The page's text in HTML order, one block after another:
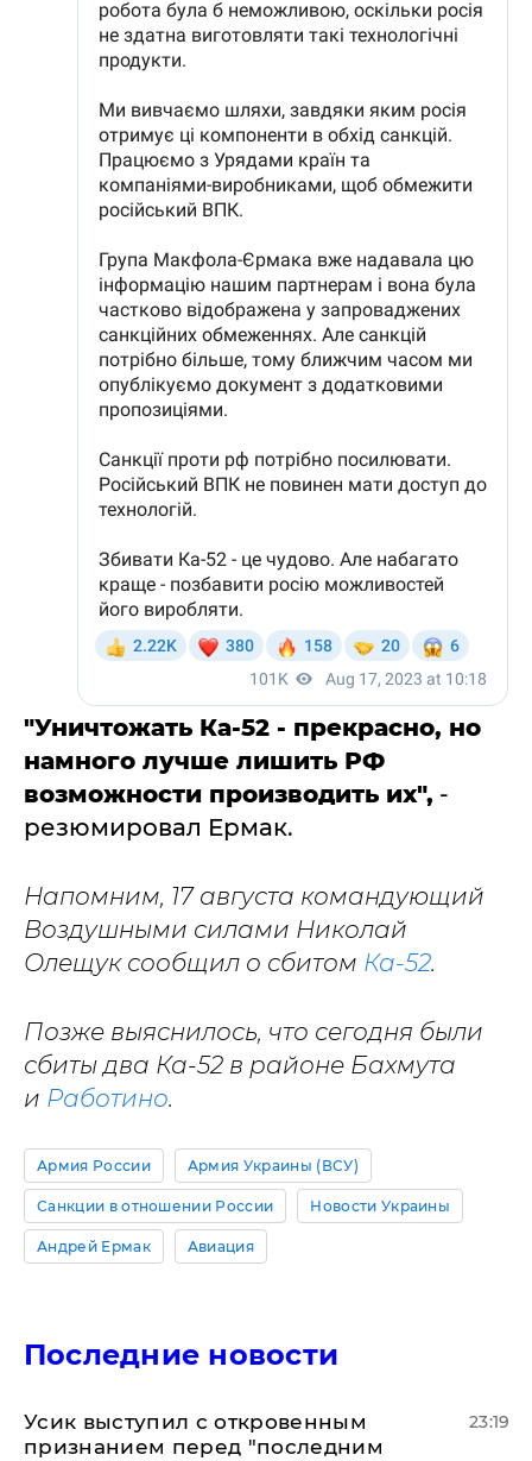
"Уничтожать Ка-52 - прекрасно, но
намного лучше лишить РФ
возможности производить их", -
резюмировал Ермак.
Напомним, 17 августа командующий
Воздушными силами Николай
Олещук сообщил о сбитом Ка-52.
Позже выяснилось, что сегодня были
сбиты два Ка-52 в районе Бахмута
и Работино.
Армия России Армия Украины (ВСУ)
Санкции в отношении России Новости Украины
Андрей Ермак Авиация
Последние новости
Усик выступил с откровенным
признанием перед "последним
23:19